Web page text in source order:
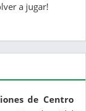
a jugar!
de Centro